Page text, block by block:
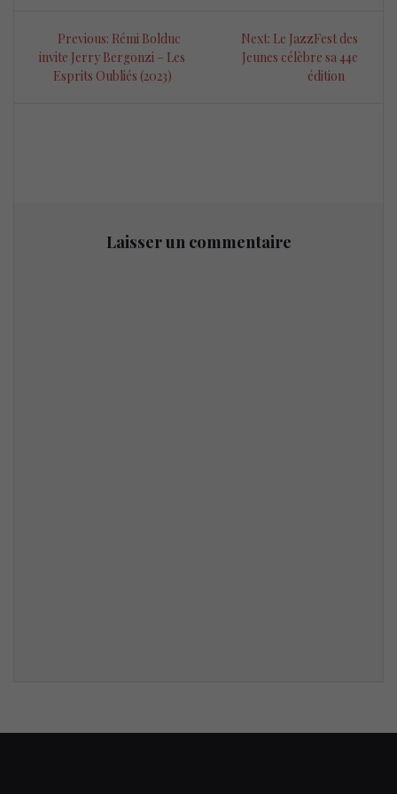
Navigation
de
Previous: Previous
post:
Rémi Bolduc
invite Jerry Bergonzi – Les
Esprits Oubliés (2023)
Next: Next
post:
Le JazzFest des
Jeunes célèbre sa 44e
édition
Laisser un commentaire